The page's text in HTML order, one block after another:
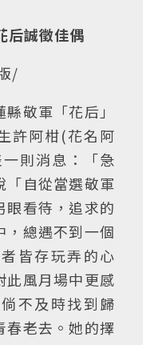
后誠徵佳偶
/
敬軍「花后」
許阿柑(花名阿
則消息：「急
「自從當選敬軍
眼看待，追求的
，總遇不到一個
皆存玩弄的心
此風月場中更感
不及時找到歸
春老去。她的擇